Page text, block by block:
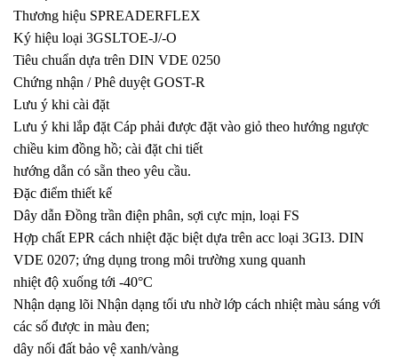
Thương hiệu SPREADERFLEX
Ký hiệu loại 3GSLTOE-J/-O
Tiêu chuẩn dựa trên DIN VDE 0250
Chứng nhận / Phê duyệt GOST-R
Lưu ý khi cài đặt
Lưu ý khi lắp đặt Cáp phải được đặt vào giỏ theo hướng ngược
chiều kim đồng hồ; cài đặt chi tiết
hướng dẫn có sẵn theo yêu cầu.
Đặc điểm thiết kế
Dây dẫn Đồng trần điện phân, sợi cực mịn, loại FS
Hợp chất EPR cách nhiệt đặc biệt dựa trên acc loại 3GI3. DIN
VDE 0207; ứng dụng trong môi trường xung quanh
nhiệt độ xuống tới -40°C
Nhận dạng lõi Nhận dạng tối ưu nhờ lớp cách nhiệt màu sáng với
các số được in màu đen;
dây nối đất bảo vệ xanh/vàng